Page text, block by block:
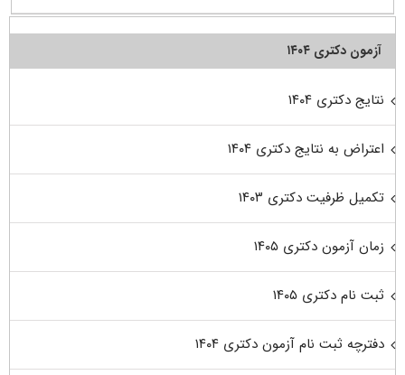
آزمون دکتری ۱۴۰۴
نتایج دکتری ۱۴۰۴
اعتراض به نتایج دکتری ۱۴۰۴
تکمیل ظرفیت دکتری ۱۴۰۳
زمان آزمون دکتری ۱۴۰۵
ثبت نام دکتری ۱۴۰۵
دفترچه ثبت نام آزمون دکتری ۱۴۰۴